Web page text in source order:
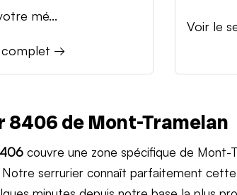
mé...
complet →
Voir le
8406 de Mont-Tramelan
couvre une zone spécifique de
serrurier connaît parfaitement